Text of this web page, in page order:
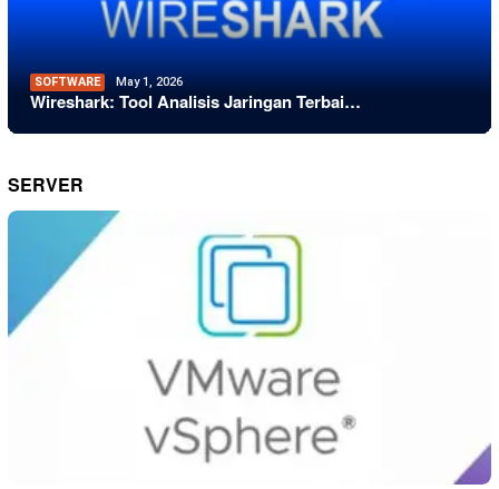
SOFTWARE May 1, 2026
Wireshark: Tool Analisis Jaringan Terbai…
SERVER